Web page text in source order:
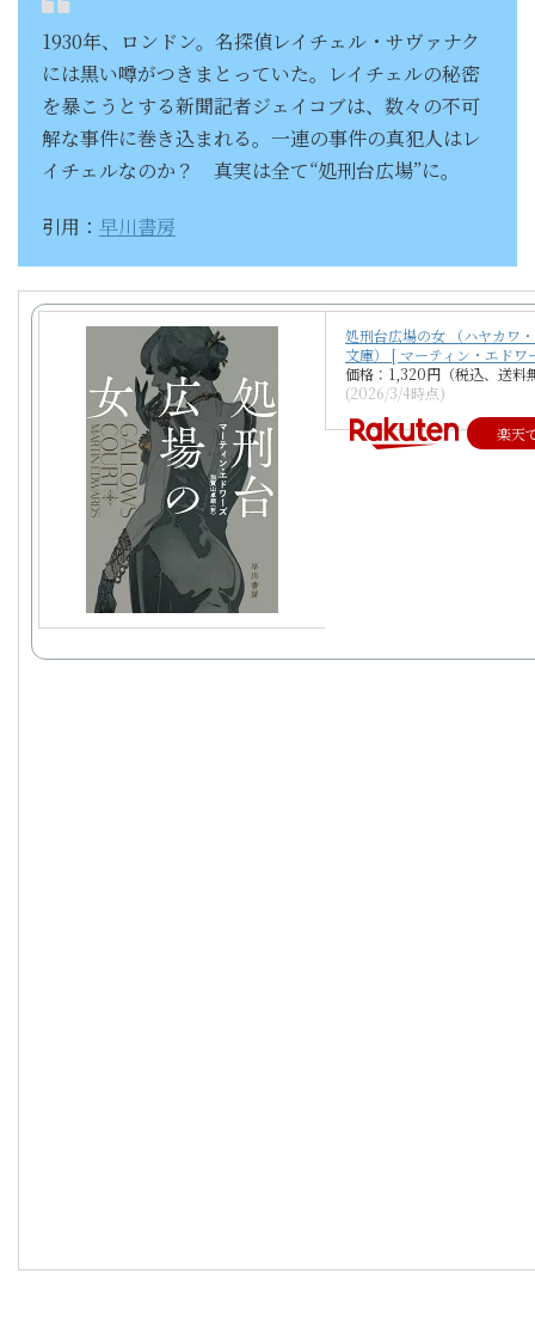
1930年、ロンドン。名探偵レイチェル・サヴァナク
には黒い噂がつきまとっていた。レイチェルの秘密
を暴こうとする新聞記者ジェイコブは、数々の不可
解な事件に巻き込まれる。一連の事件の真犯人はレ
イチェルなのか？ 真実は全て“処刑台広場”に。
引用： 早川書房
処刑台広場の女 （ハヤカワ
文庫） [ マーティン・エドワ
価格：1,320円（税込、送料
(2026/3/4時点)
楽天